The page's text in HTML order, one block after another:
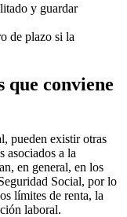
y guardar
de plazo si la
que conviene
pueden existir otras
asociados a la
en general, en los
Social, por lo
límites de renta, la
laboral.